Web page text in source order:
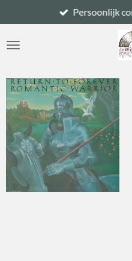
direct
naar
Persoonlijk